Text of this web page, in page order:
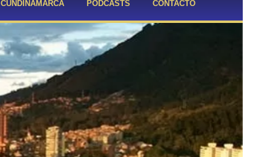
CUNDINAMARCA PODCASTS CONTACTO